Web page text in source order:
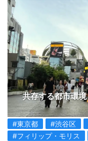
共存する都市環境
#東京都 #渋谷区
#フィリップ・モリス